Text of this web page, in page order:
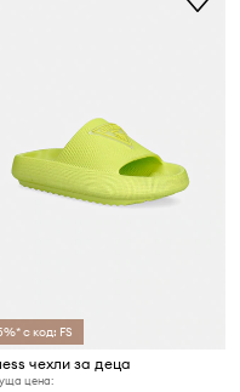
с код: FS
чехли за деца
цена: